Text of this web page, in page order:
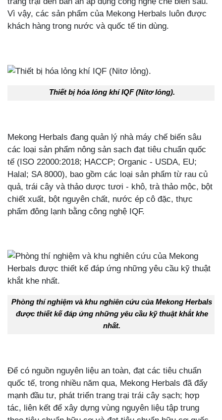
Vì vậy, các sản phẩm của Mekong Herbals luôn được
khách hàng trong nước và quốc tế tin dùng.
Thiết bị hóa lỏng khí IQF (Nitơ lỏng).
Mekong Herbals đang quản lý nhà máy chế biến sâu
các loại sản phẩm nông sản sạch đạt tiêu chuẩn quốc
tế (ISO 22000:2018; HACCP; Organic - USDA, EU;
Halal; SA 8000), bao gồm các loại sản phẩm từ rau củ
quả, trái cây và thảo dược tươi - khô, trà thảo mộc, bột
chiết xuất, bột nguyên chất, nước ép cô đặc, thực
phẩm đông lạnh bằng công nghệ IQF.
Phòng thí nghiệm và khu nghiên cứu của Mekong Herbals
được thiết kế đáp ứng những yêu cầu kỹ thuật khắt khe
nhất.
Để có nguồn nguyên liệu an toàn, đạt các tiêu chuẩn
quốc tế, trong nhiều năm qua, Mekong Herbals đã đẩy
mạnh đầu tư, phát triển trang trại trái cây sạch; hợp
tác, liên kết để xây dựng vùng nguyên liệu tập trung